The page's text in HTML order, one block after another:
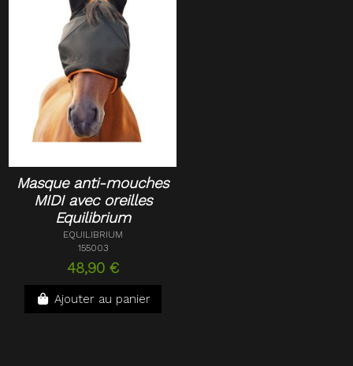
Masque anti-mouches
MIDI avec oreilles
Equilibrium
EQUILIBRIUM
155003
48,90 €
Ajouter au panier